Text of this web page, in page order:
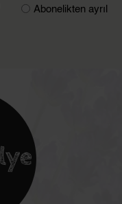
Abonelikten ayrıl